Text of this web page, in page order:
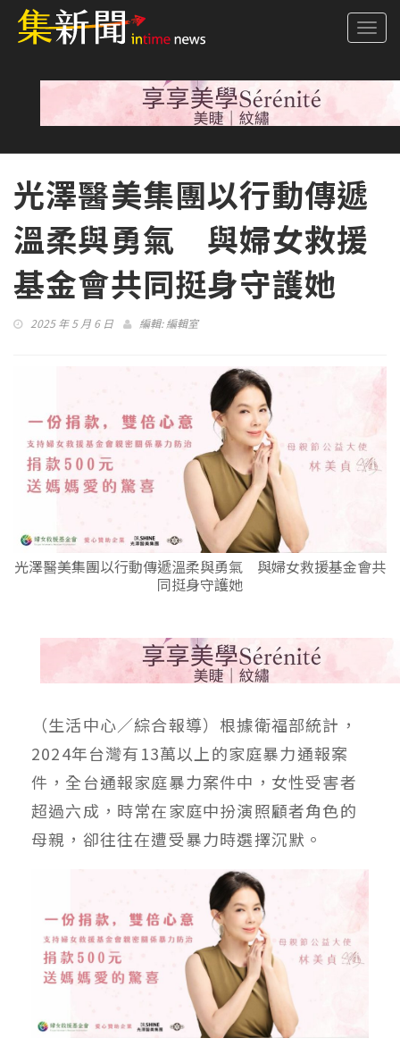
光澤醫美集團以行動傳遞
溫柔與勇氣 與婦女救援
基金會共同挺身守護她
2025 年 5 月 6 日 編輯:編輯室
光澤醫美集團以行動傳遞溫柔與勇氣 與婦女救援基金會共
同挺身守護她
（生活中心／綜合報導）根據衛福部統計，
2024年台灣有13萬以上的家庭暴力通報案
件，全台通報家庭暴力案件中，女性受害者
超過六成，時常在家庭中扮演照顧者角色的
母親，卻往往在遭受暴力時選擇沉默。